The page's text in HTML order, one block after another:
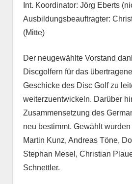
Int. Koordinator: Jörg Eberts
Ausbildungsbeauftragter:
(Mitte)
Der neugewählte Vorstand
Discgolfern für das
Geschicke des Disc Golf zu
weiterzuentwickeln. Darüber
Zusammensetzung des
neu bestimmt. Gewählt
Martin Kunz, Andreas Töne,
Stephan Mesel, Christian
Schnettler.